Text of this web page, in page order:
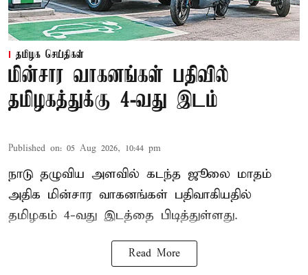
தமிழக செய்திகள்
மின்சார வாகனங்கள் பதிவில்
தமிழகத்துக்கு 4-வது இடம்
Published on: 05 Aug 2026, 10:44 pm
நாடு தழுவிய அளவில் கடந்த ஜூலை மாதம்
அதிக மின்சார வாகனங்கள் பதிவாகியதில்
தமிழகம் 4-வது இடத்தை பிடித்துள்ளது.
Read More